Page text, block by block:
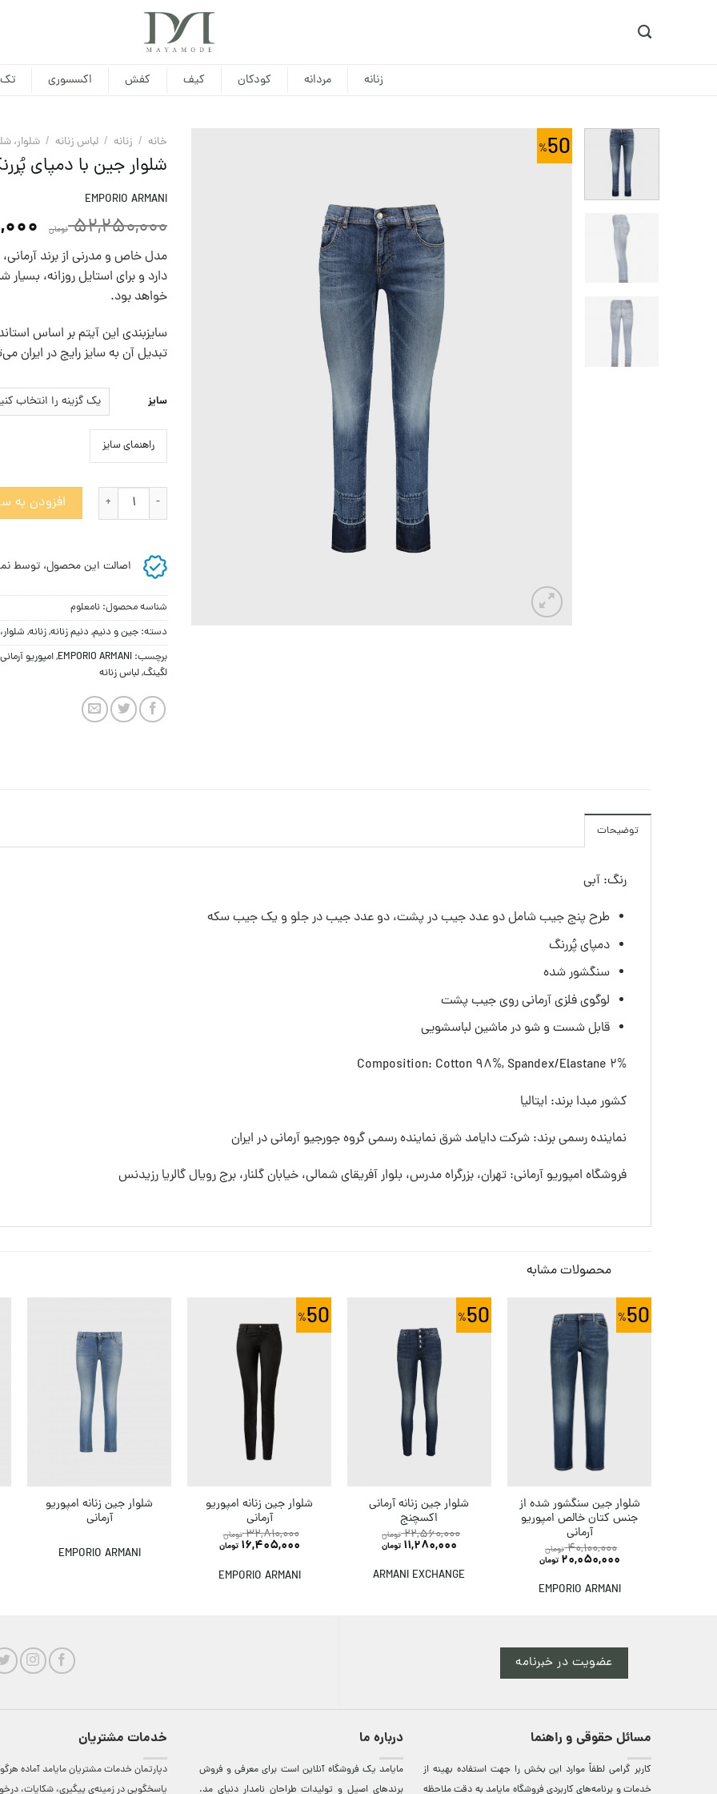
زنانه مردانه کودکان کیف کفش اکسسوری
50 خانه / زنانه / لباس زنانه / شلوار،
شلوار جین با دمپای
EMPORIO ARMANI
52,250,000 تومان
مدل خاص و مدرنی از برند
دارد و برای استایل روزانه،
خواهد بود.
سايزبندی اين آيتم بر اساس
تبديل آن به سايز رايج در ايران
سایز
راهنمای سایز
شلوار جین با دمپای پُررنگ و فیت
افزودن به
اصالت این محصول، توسط
شناسه محصول: نامعلوم
دسته: جين و دنيم, دنیم زنانه,زنانه,
برچسب: EMPORIO ARMANI
,امپوریو آرمانی
لگینگ,لباس زنانه
توضیحات
رنگ: آبی
طرح پنج جیب شامل دو عدد جیب در پشت، دو عدد جیب در جلو و یک جیب سکه
دمپای پُررنگ
سنگشور شده
لوگوی فلزی آرمانی روی جیب پشت
قابل شست و شو در ماشین لباسشویی
Composition: Cotton 98%, Spandex/Elastane 2%
کشور مبدا برند: ایتالیا
نماینده رسمی برند: شرکت دایامد شرق نماینده رسمی گروه جورجیو آرمانی در ایران
فروشگاه امپوریو آرمانی: تهران، بزرگراه مدرس، بلوار آفریقای شمالی، خیابان گلنار، برج رویال گالریا رزیدنس
محصولات مشابه
50
شلوار جین سنگشور شده از
جنس کتان خالص امپوریو
آرمانی
40,100,000 تومان
20,050,000 تومان
EMPORIO ARMANI
50
شلوار جین زنانه آرمانی
اکسچنج
22,560,000 تومان
11,280,000 تومان
ARMANI EXCHANGE
50
شلوار جین زنانه امپوریو
آرمانی
32,810,000 تومان
16,405,000 تومان
EMPORIO ARMANI
شلوار جین زنانه امپوریو
آرمانی
EMPORIO ARMANI
عضویت در خبرنامه
مسائل حقوقی و راهنما
کاربر گرامی لطفاً موارد این بخش را جهت استفاده بهینه از
خدمات و برنامه‌‏های کاربردی فروشگاه مایامد به دقت ملاحظه
درباره ما
مایامد يک فروشگاه آنلاين است برای معرفی و فروش
برندهای اصيل و توليدات طراحان نامدار دنيای مد.
خدمات مشتریان
دپارتمان خدمات مشتریان مایامد آماده
پاسخگویی در زمینه‌ی پیگیری، شکایات،